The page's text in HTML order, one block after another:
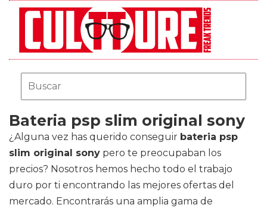
Bateria psp slim original sony
¿Alguna vez has querido conseguir bateria psp
slim original sony pero te preocupaban los
precios? Nosotros hemos hecho todo el trabajo
duro por ti encontrando las mejores ofertas del
mercado. Encontrarás una amplia gama de